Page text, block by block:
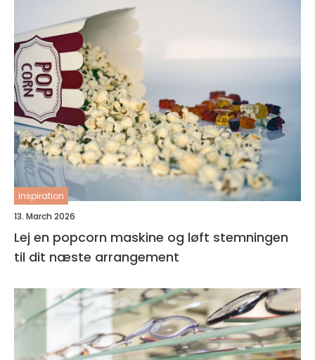
inspiration
13. March 2026
Lej en popcorn maskine og løft stemningen
til dit næste arrangement